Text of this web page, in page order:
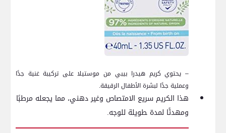
– يحتوي كريم هيدرا‌ بيبي من موستيلا على تركيبة غنية جدًا
وعملية جدًا لبشرة الأطفال ​الرقيقة.
هذا الكريم سريع الامتصاص وغير دهني، مما يجعله مرطبًا
ومهدئًا لمدة ‍طويلة للوجه.